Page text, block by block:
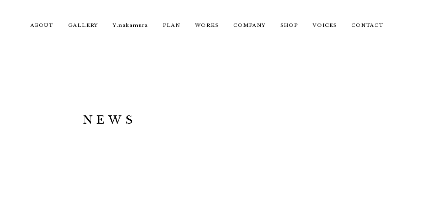
ABOUT GALLERY Y.nakamura PLAN WORKS COMPANY SHOP VOICES CONTACT
NEWS